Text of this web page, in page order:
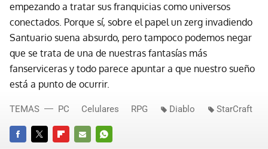
empezando a tratar sus franquicias como universos
conectados. Porque sí, sobre el papel un zerg invadiendo
Santuario suena absurdo, pero tampoco podemos negar
que se trata de una de nuestras fantasías más
fanserviceras y todo parece apuntar a que nuestro sueño
está a punto de ocurrir.
TEMAS PC Celulares RPG Diablo StarCraft